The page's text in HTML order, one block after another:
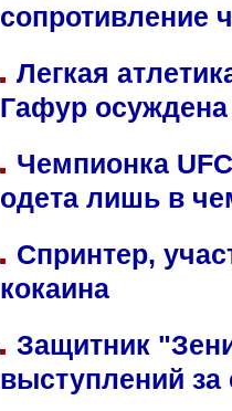
сопротивление
Легкая
Гафур осуждена
Чемпионка
одета лишь в
Спринтер,
кокаина
Защитник
выступлений